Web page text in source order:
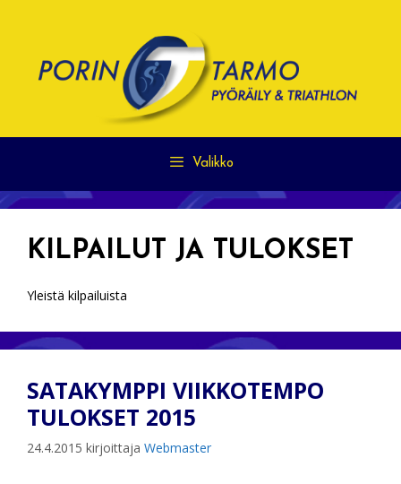
Valikko
KILPAILUT JA TULOKSET
Yleistä kilpailuista
SATAKYMPPI VIIKKOTEMPO
TULOKSET 2015
24.4.2015 kirjoittaja Webmaster